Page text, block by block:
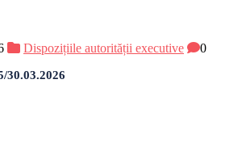
Dispozițiile autorității executive 0
30.03.2026